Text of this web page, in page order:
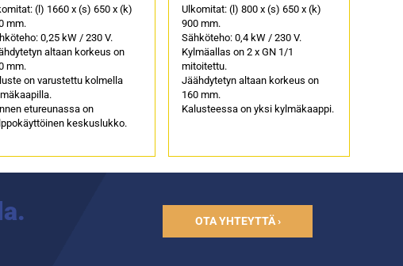
(l) 1660 x (s) 650 x (k)
mm.
0,25 kW / 230 V.
altaan korkeus on
mm.
on varustettu kolmella
etureunassa on
keskuslukko.
Ulkomitat: (l) 800 x (s) 650 x (k)
900 mm.
Sähköteho: 0,4 kW / 230 V.
Kylmäallas on 2 x GN 1/1
mitoitettu.
Jäähdytetyn altaan korkeus on
160 mm.
Kalusteessa on yksi kylmäkaappi.
OTA YHTEYTTÄ ›